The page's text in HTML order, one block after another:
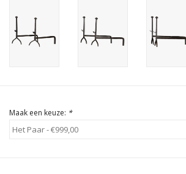
Maak een keuze: *